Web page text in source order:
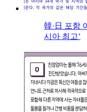
韓·日 포함
시아 최고’